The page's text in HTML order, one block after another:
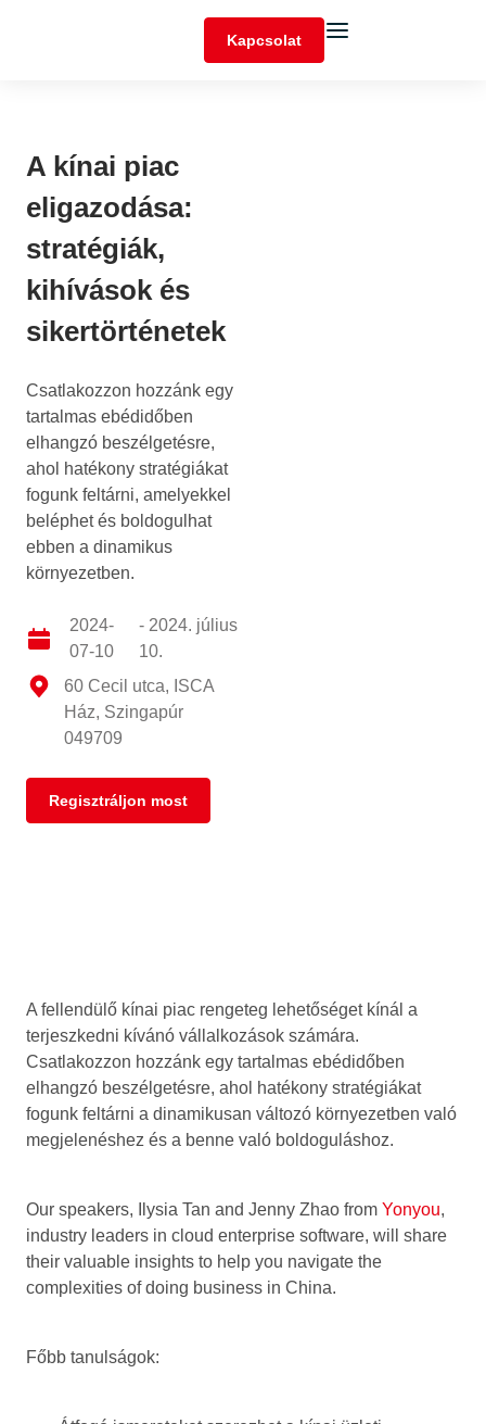
Kapcsolat
A kínai piac
eligazodása:
stratégiák,
kihívások és
sikertörténetek
Csatlakozzon hozzánk egy
tartalmas ebédidőben
elhangzó beszélgetésre,
ahol hatékony stratégiákat
fogunk feltárni, amelyekkel
beléphet és boldogulhat
ebben a dinamikus
környezetben.
2024-
07-10
- 2024. július
10.
60 Cecil utca, ISCA
Ház, Szingapúr
049709
Regisztráljon most
A fellendülő kínai piac rengeteg lehetőséget kínál a
terjeszkedni kívánó vállalkozások számára.
Csatlakozzon hozzánk egy tartalmas ebédidőben
elhangzó beszélgetésre, ahol hatékony stratégiákat
fogunk feltárni a dinamikusan változó környezetben való
megjelenéshez és a benne való boldoguláshoz.
Our speakers, Ilysia Tan and Jenny Zhao from Yonyou,
industry leaders in cloud enterprise software, will share
their valuable insights to help you navigate the
complexities of doing business in China.
Főbb tanulságok: